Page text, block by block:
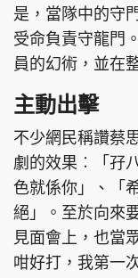
是，當隊中的守
受命負責守龍門
員的幻術，並在
主動出擊
不少網民稱讚蔡
劇的效果︰「孖
色就係你」、「
絕」。至於向來
見面會上，也當
咁好打，我第一